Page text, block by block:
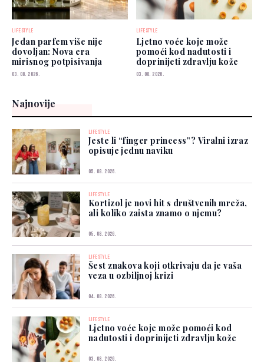
LIFESTYLE
Jedan parfem više nije
dovoljan: Nova era
mirisnog potpisivanja
03. 08. 2026.
LIFESTYLE
Ljetno voće koje može
pomoći kod nadutosti i
doprinijeti zdravlju kože
03. 08. 2026.
Najnovije
LIFESTYLE
Jeste li “finger princess”? Viralni izraz
opisuje jednu naviku
05. 08. 2026.
LIFESTYLE
Kortizol je novi hit s društvenih mreža,
ali koliko zaista znamo o njemu?
05. 08. 2026.
LIFESTYLE
Šest znakova koji otkrivaju da je vaša
veza u ozbiljnoj krizi
04. 08. 2026.
LIFESTYLE
Ljetno voće koje može pomoći kod
nadutosti i doprinijeti zdravlju kože
03. 08. 2026.